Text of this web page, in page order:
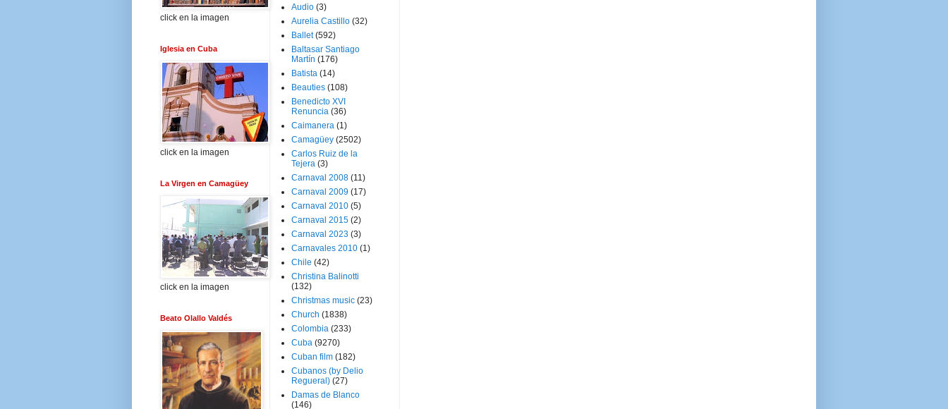
click en la imagen
Iglesia en Cuba
click en la imagen
La Virgen en Camagüey
click en la imagen
Beato Olallo Valdés
Audio (3)
Aurelia Castillo (32)
Ballet (592)
Baltasar Santiago
Martín (176)
Batista (14)
Beauties (108)
Benedicto XVI
Renuncia (36)
Caimanera (1)
Camagüey (2502)
Carlos Ruiz de la
Tejera (3)
Carnaval 2008 (11)
Carnaval 2009 (17)
Carnaval 2010 (5)
Carnaval 2015 (2)
Carnaval 2023 (3)
Carnavales 2010 (1)
Chile (42)
Christina Balinotti
(132)
Christmas music (23)
Church (1838)
Colombia (233)
Cuba (9270)
Cuban film (182)
Cubanos (by Delio
Regueral) (27)
Damas de Blanco
(146)